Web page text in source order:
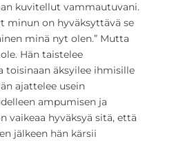
kuvitellut vammautuvani.
minun on hyväksyttävä se
minä nyt olen.” Mutta
Hän taistelee
toisinaan äksyilee ihmisille
ajattelee usein
ampumisen ja
vaikeaa hyväksyä sitä, että
jälkeen hän kärsii